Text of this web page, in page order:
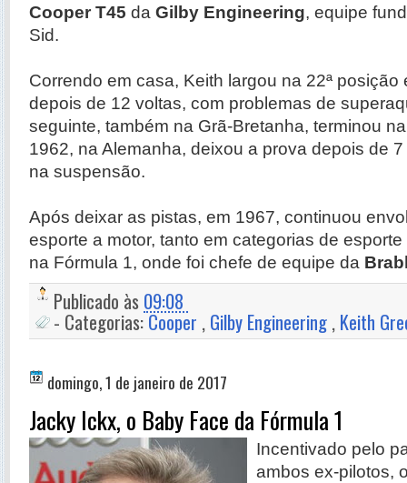
Cooper T45 da Gilby Engineering, equipe
Sid.
Correndo em casa, Keith largou na 22ª posição
depois de 12 voltas, com problemas de
seguinte, também na Grã-Bretanha, terminou
1962, na Alemanha, deixou a prova depois de
na suspensão.
Após deixar as pistas, em 1967, continuou
esporte a motor, tanto em categorias de
na Fórmula 1, onde foi chefe de equipe da
Publicado às09:08
- Categorias:Cooper ,Gilby Engineering,Keith
domingo, 1 de janeiro de 2017
Jacky Ickx, o Baby Face da Fórmula 1
Incentivado pelo
ambos ex-pilotos,